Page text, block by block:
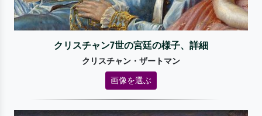
クリスチャン7世の宮廷の様子、詳細
クリスチャン・ザートマン
画像を選ぶ